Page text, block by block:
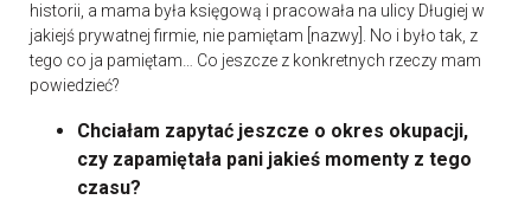
historii, a mama była księgową i pracowała na ulicy Długiej w
jakiejś prywatnej firmie, nie pamiętam [nazwy]. No i było tak, z
tego co ja pamiętam… Co jeszcze z konkretnych rzeczy mam
powiedzieć?
Chciałam zapytać jeszcze o okres okupacji,
czy zapamiętała pani jakieś momenty z tego
czasu?